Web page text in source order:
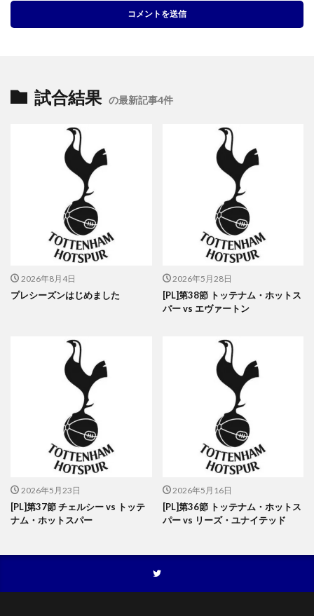
試合結果 の最新記事4件
2026年8月4日
プレシーズンはじめました
2026年5月28日
[PL]第38節 トッテナム・ホットス
パー vs エヴァートン
2026年5月23日
[PL]第37節 チェルシー vs トッテ
ナム・ホットスパー
2026年5月16日
[PL]第36節 トッテナム・ホットス
パー vs リーズ・ユナイテッド